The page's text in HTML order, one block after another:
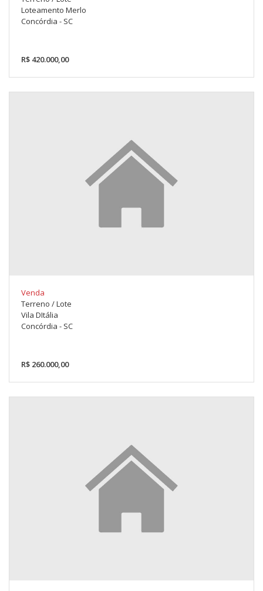
Loteamento Merlo
Concórdia - SC
R$ 420.000,00
Venda
Terreno / Lote
Vila DItália
Concórdia - SC
R$ 260.000,00